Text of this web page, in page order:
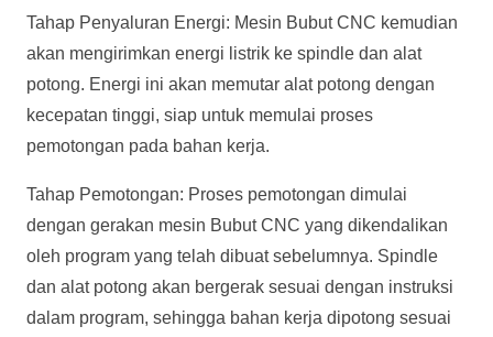
Tahap Penyaluran Energi: Mesin Bubut CNC kemudian
akan mengirimkan energi listrik ke spindle dan alat
potong. Energi ini akan memutar alat potong dengan
kecepatan tinggi, siap untuk memulai proses
pemotongan pada bahan kerja.
Tahap Pemotongan: Proses pemotongan dimulai
dengan gerakan mesin Bubut CNC yang dikendalikan
oleh program yang telah dibuat sebelumnya. Spindle
dan alat potong akan bergerak sesuai dengan instruksi
dalam program, sehingga bahan kerja dipotong sesuai